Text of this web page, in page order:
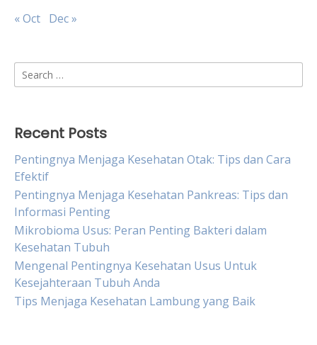
« Oct Dec »
Search
for:
Recent Posts
Pentingnya Menjaga Kesehatan Otak: Tips dan Cara
Efektif
Pentingnya Menjaga Kesehatan Pankreas: Tips dan
Informasi Penting
Mikrobioma Usus: Peran Penting Bakteri dalam
Kesehatan Tubuh
Mengenal Pentingnya Kesehatan Usus Untuk
Kesejahteraan Tubuh Anda
Tips Menjaga Kesehatan Lambung yang Baik